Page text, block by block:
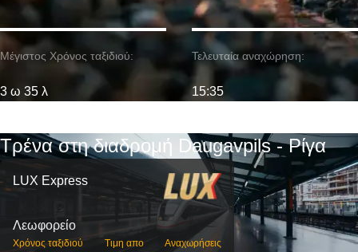
Μέγιστος Χρόνος ταξιδιού:
3 ω 35 λ
Τελευταία αναχώρηση:
15:35
Τρένα στη διαδρομή Daugavpils - Ρίγα
LUX Express
Λεωφορείο
Χρόνος ταξιδιού Τιμη απο Αναχωρήσεις